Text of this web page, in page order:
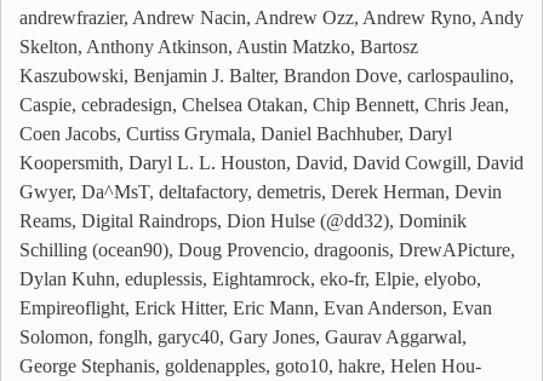
andrewfrazier, Andrew Nacin, Andrew Ozz, Andrew Ryno, Andy
Skelton, Anthony Atkinson, Austin Matzko, Bartosz
Kaszubowski, Benjamin J. Balter, Brandon Dove, carlospaulino,
Caspie, cebradesign, Chelsea Otakan, Chip Bennett, Chris Jean,
Coen Jacobs, Curtiss Grymala, Daniel Bachhuber, Daryl
Koopersmith, Daryl L. L. Houston, David, David Cowgill, David
Gwyer, Da^MsT, deltafactory, demetris, Derek Herman, Devin
Reams, Digital Raindrops, Dion Hulse (@dd32), Dominik
Schilling (ocean90), Doug Provencio, dragoonis, DrewAPicture,
Dylan Kuhn, eduplessis, Eightamrock, eko-fr, Elpie, elyobo,
Empireoflight, Erick Hitter, Eric Mann, Evan Anderson, Evan
Solomon, fonglh, garyc40, Gary Jones, Gaurav Aggarwal,
George Stephanis, goldenapples, goto10, hakre, Helen Hou-